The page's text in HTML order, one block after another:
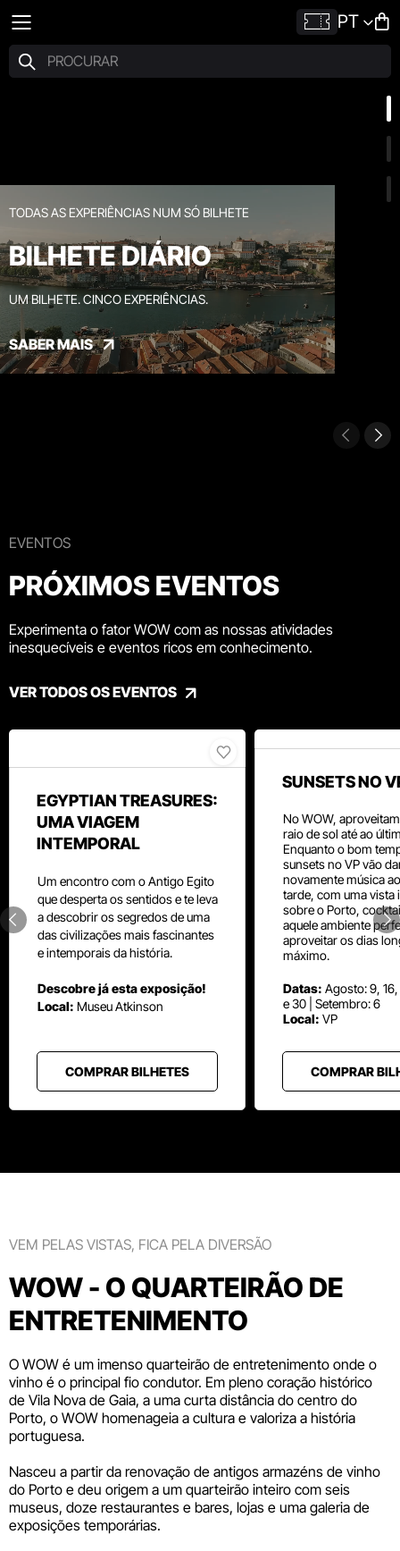
PT
TODAS AS EXPERIÊNCIAS NUM SÓ BILHETE
BILHETE DIÁRIO
UM BILHETE. CINCO EXPERIÊNCIAS.
SABER MAIS
EVENTOS
PRÓXIMOS EVENTOS
Experimenta o fator WOW com as nossas atividades
inesquecíveis e eventos ricos em conhecimento.
VER TODOS OS EVENTOS
EGYPTIAN TREASURES:
UMA VIAGEM
INTEMPORAL
Um encontro com oAntigo Egito
que desperta os sentidos e te leva
a descobrir os segredos de uma
das civilizações mais fascinantes
e intemporais da história.
Descobre já esta exposição!
Local: MuseuAtkinson
COMPRAR BILHETES
SUNSETS NO
No WOW,
raio de sol até ao
Enquanto o bom
sunsets no VP vão
novamente música
tarde, com uma vista
sobre o Porto,
aquele ambiente
aproveitar os dias
máximo.
Datas: Agosto: 9,
e 30 | Setembro: 6
Local: VP
COMPRAR
VEM PELAS VISTAS, FICA PELA DIVERSÃO
WOW - O QUARTEIRÃO DE
ENTRETENIMENTO
O WOW é um imenso quarteirão de entretenimento onde o
vinho é o principal fio condutor. Em pleno coração histórico
de Vila Nova de Gaia, a uma curta distância do centro do
Porto, o WOW homenageia a cultura e valoriza a história
portuguesa.
Nasceu a partir da renovação de antigos armazéns de vinho
do Porto e deu origem a um quarteirão inteiro com seis
museus, doze restaurantes e bares, lojas e uma galeria de
exposições temporárias.